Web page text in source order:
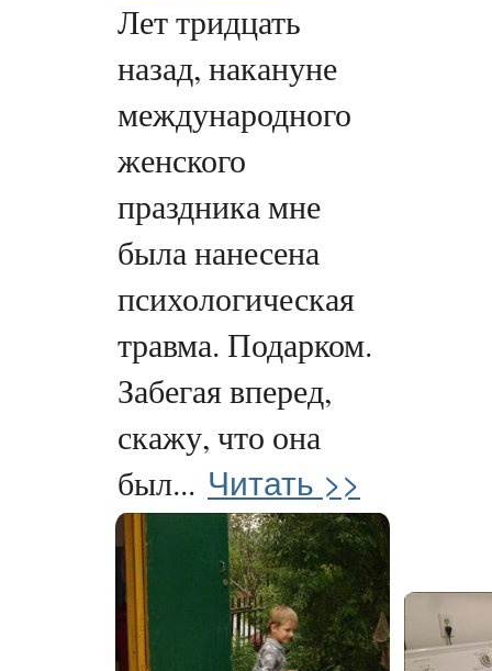
Лет тридцать
назад, накануне
международного
женского
праздника мне
была нанесена
психологическая
травма. Подарком.
Забегая вперед,
скажу, что она
был... Читать >>